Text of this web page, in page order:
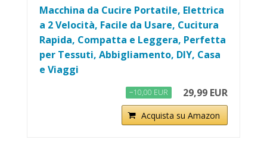
Macchina da Cucire Portatile, Elettrica
a 2 Velocità, Facile da Usare, Cucitura
Rapida, Compatta e Leggera, Perfetta
per Tessuti, Abbigliamento, DIY, Casa
e Viaggi
−10,00 EUR 29,99 EUR
Acquista su Amazon